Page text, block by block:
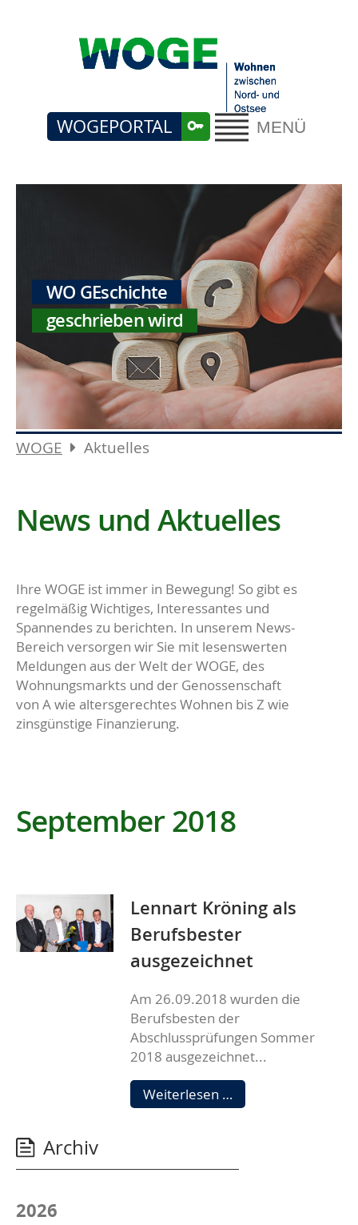
MENÜ
WOGEPORTAL
WO GEschichte
geschrieben wird
WOGE Aktuelles
News und Aktuelles
Ihre WOGE ist immer in Bewegung! So gibt es
regelmäßig Wichtiges, Interessantes und
Spannendes zu berichten. In unserem News-
Bereich versorgen wir Sie mit lesenswerten
Meldungen aus der Welt der WOGE, des
Wohnungsmarkts und der Genossenschaft
von A wie altersgerechtes Wohnen bis Z wie
zinsgünstige Finanzierung.
September 2018
Lennart Kröning als
Berufsbester
ausgezeichnet
Am 26.09.2018 wurden die
Berufsbesten der
Abschlussprüfungen Sommer
2018 ausgezeichnet...
Weiterlesen … Lennart
Kröning
Archiv
2026